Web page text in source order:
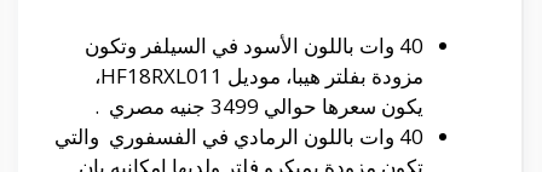
40 وات باللون الأسود في السيلفر وتكون
مزودة بفلتر هيبا، موديل HF18RXL011،
يكون سعرها حوالي 3499 جنيه مصري .
40 وات باللون الرمادي في الفسفوري والتي
تكون مزودة بميكرو فلتر ولديها امكانيه بان